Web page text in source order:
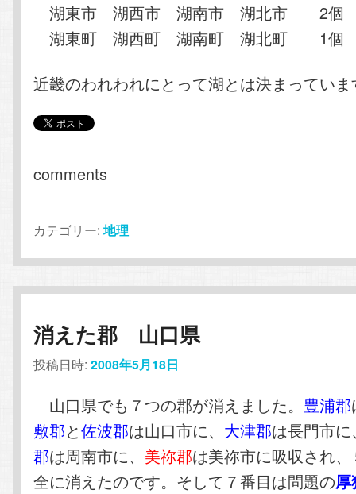
湖東市 湖西市 湖南市 湖北市 2個
湖東町 湖西町 湖南町 湖北町 1個
近畿のわれわれにとって湖とは決まってい
comments
カテゴリー: 地理
消えた郡 山口県
投稿日時:2008年5月18日
山口県でも７つの郡が消えました。 豊浦郡
敷郡と佐波郡は山口市に、 大津郡は長門市に
郡は周南市に、 美祢郡は美祢市に吸収され
全に消えたのです。そして７番目は問題の厚